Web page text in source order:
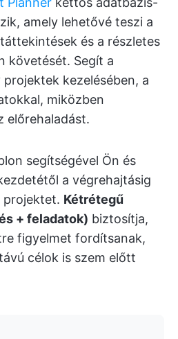
amely lehetővé teszi a
és a részletes
követését. Segít a
kezelésében, a
miközben
előrehaladást.
segítségével Ön és
a végrehajtásig
projektet. Kétrétegű
+ feladatok) biztosítja,
figyelmet fordítsanak,
célok is szem előtt